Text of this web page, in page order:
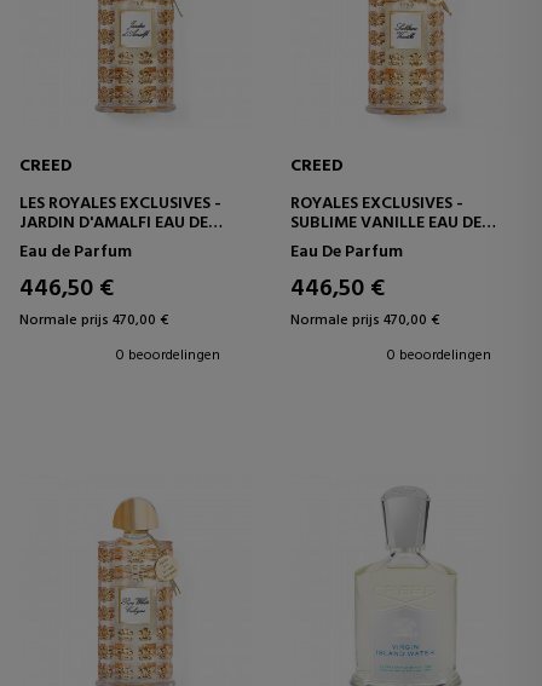
CREED
LES ROYALES EXCLUSIVES -
JARDIN D'AMALFI EAU DE
PARFUM
Eau de Parfum
446,50 €
Normale prijs 470,00 €
0 beoordelingen
CREED
ROYALES EXCLUSIVES -
SUBLIME VANILLE EAU DE
PARFUM
Eau De Parfum
446,50 €
Normale prijs 470,00 €
0 beoordelingen